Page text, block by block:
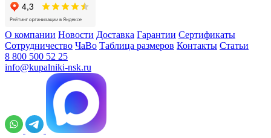
О компании Новости Доставка Гарантии Сертификаты
Сотрудничество ЧаВо Таблица размеров Контакты Статьи
8 800 500 52 25
info@kupalniki-nsk.ru